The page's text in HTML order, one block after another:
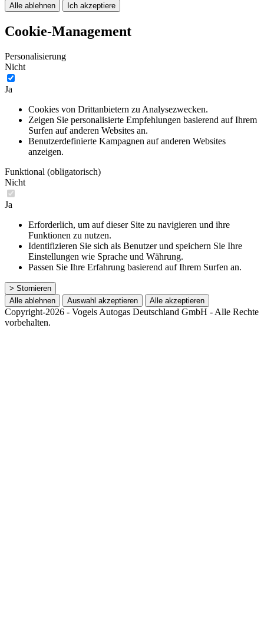
Alle ablehnen Ich akzeptiere
Cookie-Management
Personalisierung
Nicht
Ja
Cookies von Drittanbietern zu Analysezwecken.
Zeigen Sie personalisierte Empfehlungen basierend auf Ihrem
Surfen auf anderen Websites an.
Benutzerdefinierte Kampagnen auf anderen Websites
anzeigen.
Funktional (obligatorisch)
Nicht
Ja
Erforderlich, um auf dieser Site zu navigieren und ihre
Funktionen zu nutzen.
Identifizieren Sie sich als Benutzer und speichern Sie Ihre
Einstellungen wie Sprache und Währung.
Passen Sie Ihre Erfahrung basierend auf Ihrem Surfen an.
> Stornieren
Alle ablehnen
Auswahl akzeptieren Alle akzeptieren
Copyright-2026 - Vogels Autogas Deutschland GmbH - Alle Rechte
vorbehalten.